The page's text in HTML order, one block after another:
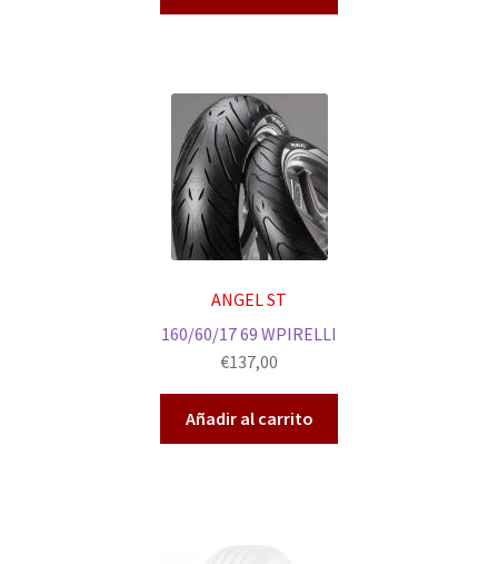
ANGEL ST
160/60/17 69 WPIRELLI
€137,00
Añadir al carrito